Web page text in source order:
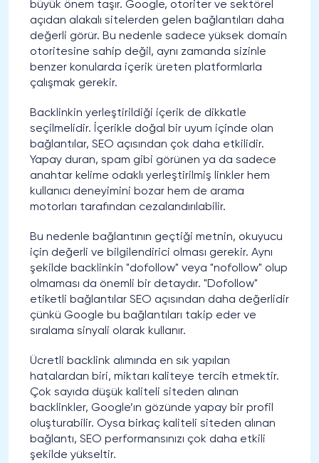
büyük önem taşır. Google, otoriter ve sektörel
açıdan alakalı sitelerden gelen bağlantıları daha
değerli görür. Bu nedenle sadece yüksek domain
otoritesine sahip değil, aynı zamanda sizinle
benzer konularda içerik üreten platformlarla
çalışmak gerekir.
Backlinkin yerleştirildiği içerik de dikkatle
seçilmelidir. İçerikle doğal bir uyum içinde olan
bağlantılar, SEO açısından çok daha etkilidir.
Yapay duran, spam gibi görünen ya da sadece
anahtar kelime odaklı yerleştirilmiş linkler hem
kullanıcı deneyimini bozar hem de arama
motorları tarafından cezalandırılabilir.
Bu nedenle bağlantının geçtiği metnin, okuyucu
için değerli ve bilgilendirici olması gerekir. Aynı
şekilde backlinkin "dofollow" veya "nofollow" olup
olmaması da önemli bir detaydır. "Dofollow"
etiketli bağlantılar SEO açısından daha değerlidir
çünkü Google bu bağlantıları takip eder ve
sıralama sinyali olarak kullanır.
Ücretli backlink alımında en sık yapılan
hatalardan biri, miktarı kaliteye tercih etmektir.
Çok sayıda düşük kaliteli siteden alınan
backlinkler, Google’ın gözünde yapay bir profil
oluşturabilir. Oysa birkaç kaliteli siteden alınan
bağlantı, SEO performansınızı çok daha etkili
şekilde yükseltir.